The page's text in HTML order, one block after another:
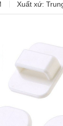
Xuất xứ: